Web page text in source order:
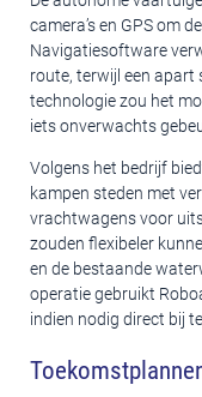
camera’s en GPS om
Navigatiesoftware
route, terwijl een apart
technologie zou het
iets onverwachts
Volgens het bedrijf
kampen steden met
vrachtwagens voor
zouden flexibeler
en de bestaande
operatie gebruikt
indien nodig direct bij